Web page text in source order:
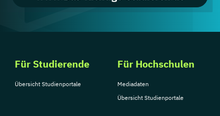
Für Studierende
Übersicht Studienportale
Für Hochschulen
Mediadaten
Übersicht Studienportale